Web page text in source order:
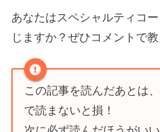
あなたはスペシャルティコ
じますか？ぜひコメントで教
この記事を読んだあとは
で読まないと損！